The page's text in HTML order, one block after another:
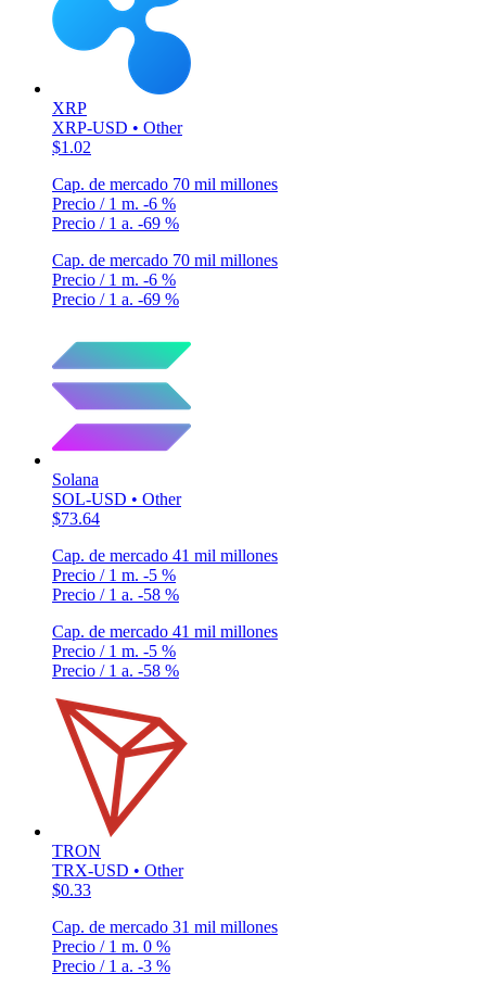
XRP
XRP-USD • Other
$1.02
Cap. de mercado 70 mil millones
Precio / 1 m. -6 %
Precio / 1 a. -69 %
Cap. de mercado 70 mil millones
Precio / 1 m. -6 %
Precio / 1 a. -69 %
Solana
SOL-USD • Other
$73.64
Cap. de mercado 41 mil millones
Precio / 1 m. -5 %
Precio / 1 a. -58 %
Cap. de mercado 41 mil millones
Precio / 1 m. -5 %
Precio / 1 a. -58 %
TRON
TRX-USD • Other
$0.33
Cap. de mercado 31 mil millones
Precio / 1 m. 0 %
Precio / 1 a. -3 %